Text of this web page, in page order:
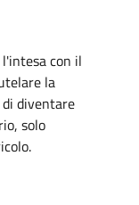
con il
la
diventare
solo